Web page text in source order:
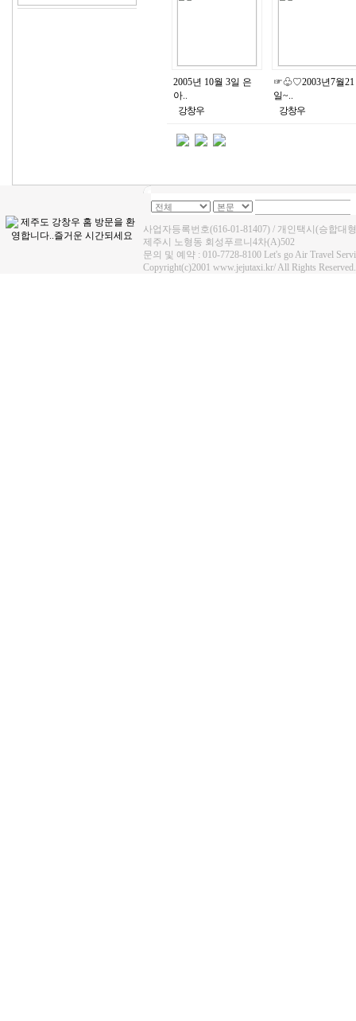
2005년 10월 3일 은
아..
강창우
☞♧♡2003년7월21
일~..
강창우
사업자등록번호(616-01-81407) / 개인택시(승합대
제주시 노형동 회성푸르니4차(A)502
문의 및 예약 : 010-7728-8100 Let's go Air Travel
Copyright(c)2001 www.jejutaxi.kr/ All Rights Reserved.